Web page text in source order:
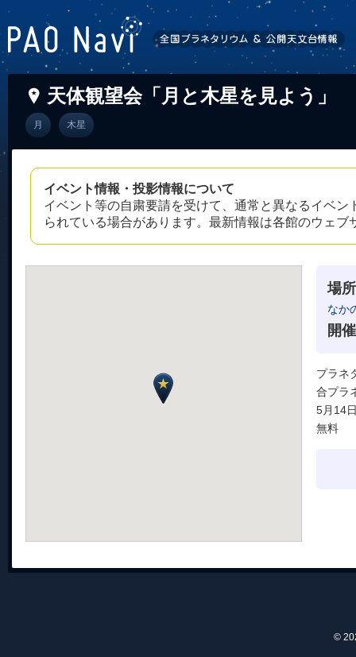
天体観望会「月と木星を見よう」
月 木星
イベント情報・投影情報について
イベント等の自粛要請を受けて、通常と異なるイベ
られている場合があります。最新情報は各館のウェ
場所
なか
開
プラネ
合プラ
5月14
無料
©